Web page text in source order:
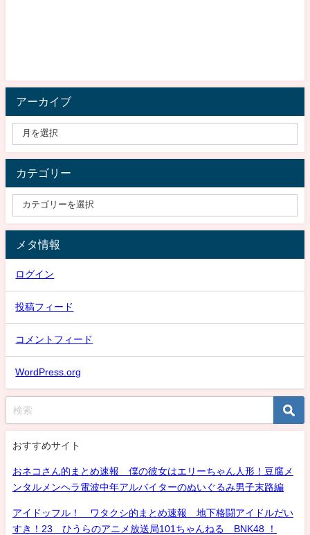
アーカイブ
カテゴリー
メタ情報
ログイン
投稿フィード
コメントフィード
WordPress.org
おすすめサイト
おネコさん的まとめ速報 僕の彼女はエリーちゃん人形！豆腐メ
ンタルメンヘラ電波中年アルバイターのぬいぐるみ男子末路編
アイドッフル！ ワタクシ的まとめ速報 地下格闘アイドルだい
すき！23 ひうらのアニメ放送局101ちゃんねる BNK48 ！